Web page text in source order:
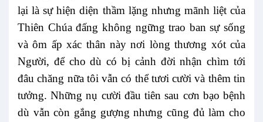
lại là sự hiện diện thầm lặng nhưng mãnh liệt của
Thiên Chúa đấng không ngững trao ban sự sống
và ôm ấp xác thân này nơi lòng thương xót của
Người, để cho dù có bị cảnh đời nhận chìm tới
đâu chăng nữa tôi vẫn có thể tươi cười và thêm tin
tưởng. Những nụ cười đầu tiên sau cơn bạo bệnh
dù vẫn còn gắng gượng nhưng cũng đủ làm cho